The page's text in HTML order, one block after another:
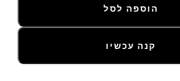
הוספה לסל
קנה עכשיו